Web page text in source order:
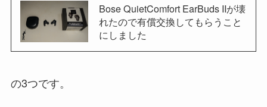
Bose QuietComfort EarBuds IIが壊
れたので有償交換してもらうこと
にしました
の3つです。